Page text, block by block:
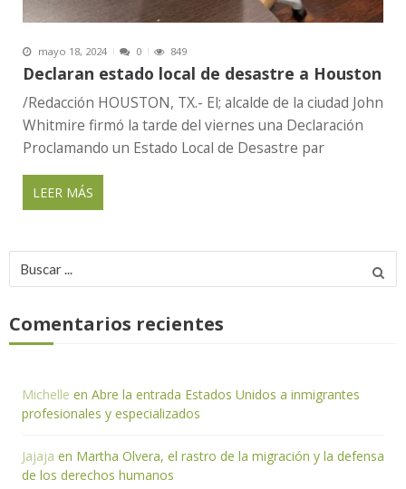
mayo 18, 2024 0 849
Declaran estado local de desastre a Houston
/Redacción HOUSTON, TX.- El; alcalde de la ciudad John
Whitmire firmó la tarde del viernes una Declaración
Proclamando un Estado Local de Desastre par
LEER MÁS
Buscar
por:
Comentarios recientes
Michelle en Abre la entrada Estados Unidos a inmigrantes
profesionales y especializados
Jajaja en Martha Olvera, el rastro de la migración y la defensa
de los derechos humanos